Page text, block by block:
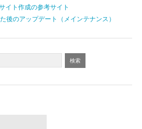
イト作成の参考サイト
後のアップデート（メインテナンス）